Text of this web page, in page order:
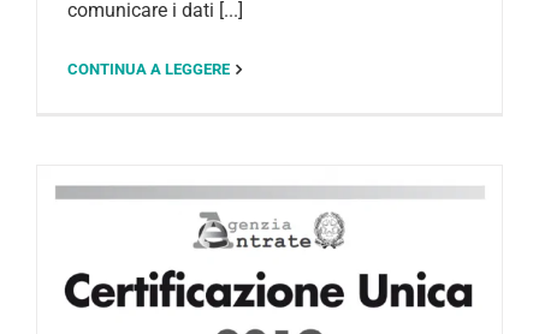
comunicare i dati [...]
CONTINUA A LEGGERE